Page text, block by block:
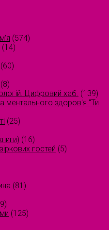
(574)
(14)
(60)
(8)
Цифровий хаб. (139)
ментального здоров'я "Ти
(25)
(16)
гостей (5)
(81)
(125)